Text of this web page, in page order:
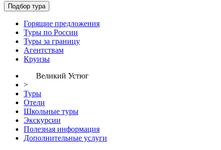
Горящие предложения
Туры по России
Туры за границу
Агентствам
Круизы
Великий Устюг
>
Туры
Отели
Школьные туры
Экскурсии
Полезная информация
Дополнительные услуги